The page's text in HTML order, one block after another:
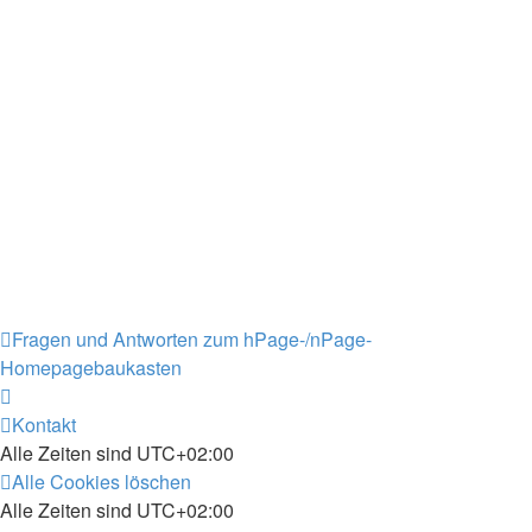
Fragen und Antworten zum hPage-/nPage-
Homepagebaukasten
Kontakt
Alle Zeiten sind UTC+02:00
Alle Cookies löschen
Alle Zeiten sind UTC+02:00